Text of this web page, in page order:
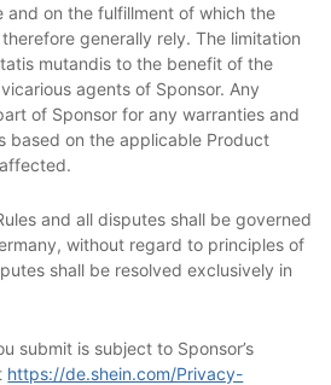
and on the fulfillment of which the
generally rely. The limitation
mutandis to the benefit of the
agents of Sponsor. Any
of Sponsor for any warranties and
based on the applicable Product
and all disputes shall be governed
without regard to principles of
shall be resolved exclusively in
submit is subject to Sponsor’s
https://de.shein.com/Privacy-